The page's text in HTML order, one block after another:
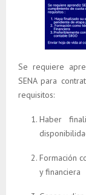
Se requiere
SENA para
requisitos:
Haber
Formación
y financiera